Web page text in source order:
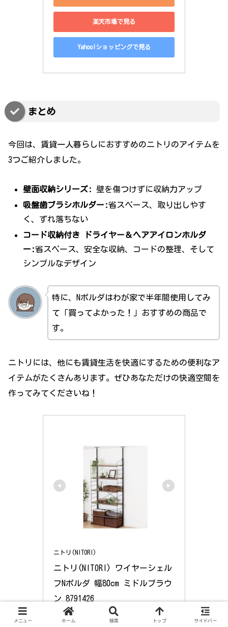
楽天市場で見る
Yahoo!ショッピングで見る
まとめ
今回は、賃貸一人暮らしにおすすめのニトリのアイテムを
3つご紹介しました。
壁面収納シリーズ:
壁を傷つけずに収納力アップ
吸盤歯ブラシホルダー:省スペース、取り出しやす
く、ずれ落ちない
コード収納付き ドライヤー＆ヘアアイロンホルダ
ー:省スペース、安全な収納、コードの整理、そして
シンプルなデザイン
特に、Nポルダはわが家で半年間使用してみ
て「買ってよかった！」おすすめの商品で
す。
ニトリには、他にも賃貸生活を快適にするための便利なア
イテムがたくさんあります。ぜひあなただけの快適空間を
作ってみてくださいね！
ニトリ(NITORI)
ニトリ(NITORI) ワイヤーシェル
フNポルダ 幅80cm ミドルブラウ
ン 8791426
8791426
メニュー ホーム 検索 トップ サイドバー